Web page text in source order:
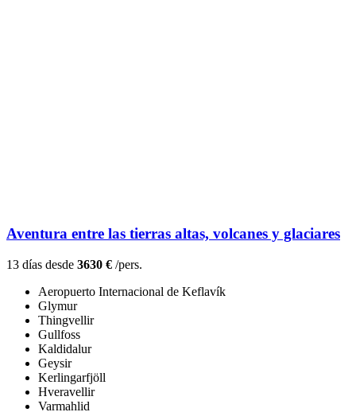
Aventura entre las tierras altas, volcanes y glaciares
13 días desde 3630 € /pers.
Aeropuerto Internacional de Keflavík
Glymur
Thingvellir
Gullfoss
Kaldidalur
Geysir
Kerlingarfjöll
Hveravellir
Varmahlid